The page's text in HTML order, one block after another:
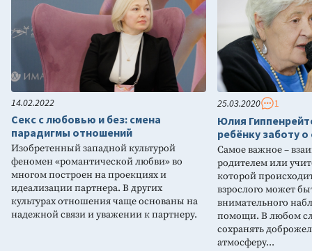
14.02.2022
Секс с любовью и без: смена
парадигмы отношений
Изобретенный западной культурой
феномен «романтической любви» во
многом построен на проекциях и
идеализации партнера. В других
культурах отношения чаще основаны на
надежной связи и уважении к партнеру.
25.03.2020 1
Юлия
ребёнку заботу о
Самое важное –
родителем или
которой
взрослого может
внимательного
помощи. В любом
сохранять
атмосферу...